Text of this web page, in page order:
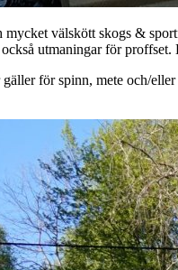
mycket välskött skogs &
utmaningar för
för spinn, mete och/